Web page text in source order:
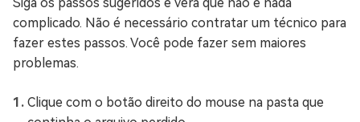
complicado. Não é necessário contratar um técnico para
fazer estes passos. Você pode fazer sem maiores
problemas.
Clique com o botão direito do mouse na pasta que